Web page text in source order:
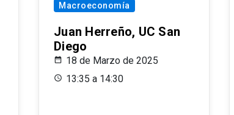
Macroeconomía
Juan Herreño, UC San
Diego
18 de Marzo de 2025
13:35 a 14:30